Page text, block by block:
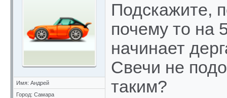
Имя: Андрей
Город: Самара
Подскажите,
почему то на
начинает
Свечи не
таким?